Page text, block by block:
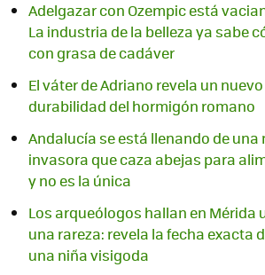
Adelgazar con Ozempic está
La industria de la belleza ya sabe
con grasa de cadáver
El váter de Adriano revela un
durabilidad del hormigón romano
Andalucía se está llenando de una
invasora que caza abejas para
y no es la única
Los arqueólogos hallan en Mérida
una rareza: revela la fecha exacta
una niña visigoda